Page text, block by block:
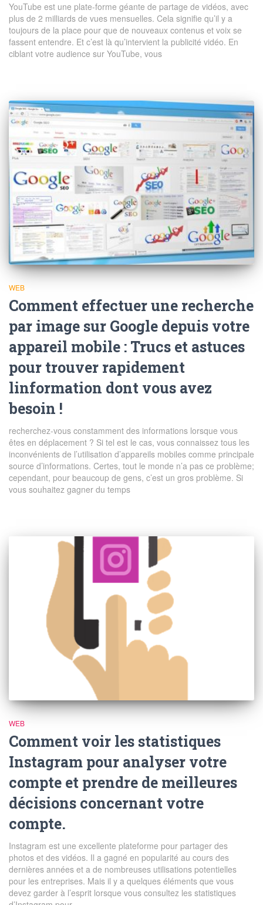
YouTube est une plate-forme géante de partage de vidéos, avec
plus de 2 milliards de vues mensuelles. Cela signifie qu’il y a
toujours de la place pour que de nouveaux contenus et voix se
fassent entendre. Et c’est là qu’intervient la publicité vidéo. En
ciblant votre audience sur YouTube, vous
WEB
Comment effectuer une recherche
par image sur Google depuis votre
appareil mobile : Trucs et astuces
pour trouver rapidement
linformation dont vous avez
besoin !
recherchez-vous constamment des informations lorsque vous
êtes en déplacement ? Si tel est le cas, vous connaissez tous les
inconvénients de l’utilisation d’appareils mobiles comme principale
source d’informations. Certes, tout le monde n’a pas ce problème;
cependant, pour beaucoup de gens, c’est un gros problème. Si
vous souhaitez gagner du temps
WEB
Comment voir les statistiques
Instagram pour analyser votre
compte et prendre de meilleures
décisions concernant votre
compte.
Instagram est une excellente plateforme pour partager des
photos et des vidéos. Il a gagné en popularité au cours des
dernières années et a de nombreuses utilisations potentielles
pour les entreprises. Mais il y a quelques éléments que vous
devez garder à l’esprit lorsque vous consultez les statistiques